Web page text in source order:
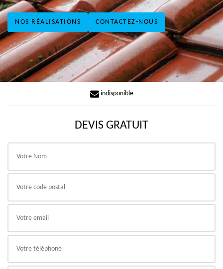
NOS RÉALISATIONS CONTACTEZ-NOUS
indisponible
DEVIS GRATUIT